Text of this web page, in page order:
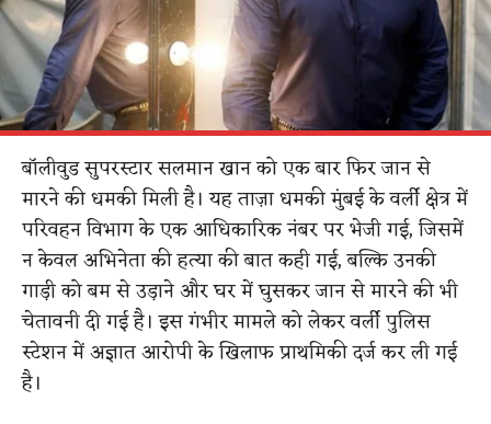
बॉलीवुड सुपरस्टार सलमान खान को एक बार फिर जान से
मारने की धमकी मिली है। यह ताज़ा धमकी मुंबई के वर्ली क्षेत्र में
परिवहन विभाग के एक आधिकारिक नंबर पर भेजी गई, जिसमें
न केवल अभिनेता की हत्या की बात कही गई, बल्कि उनकी
गाड़ी को बम से उड़ाने और घर में घुसकर जान से मारने की भी
चेतावनी दी गई है। इस गंभीर मामले को लेकर वर्ली पुलिस
स्टेशन में अज्ञात आरोपी के खिलाफ प्राथमिकी दर्ज कर ली गई
है।